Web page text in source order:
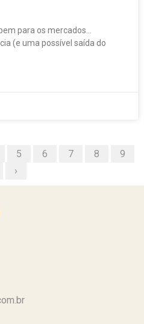
para os mercados…
(e uma possível saída do
5 6 7 8
9
›